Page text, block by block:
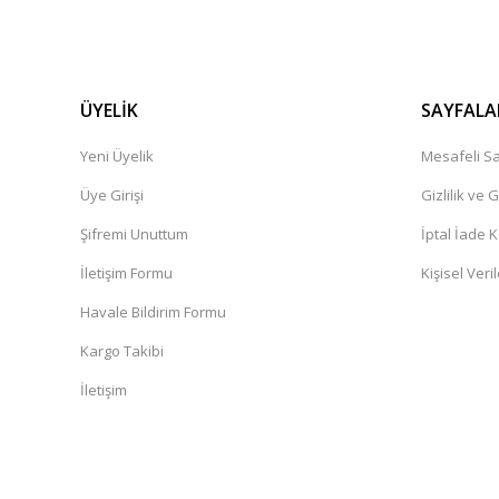
ÜYELİK
Yeni Üyelik
Üye Girişi
Şifremi Unuttum
İletişim Formu
Havale Bildirim Formu
Kargo Takibi
İletişim
Mesafeli
Gizlilik ve
İptal İade
Kişisel